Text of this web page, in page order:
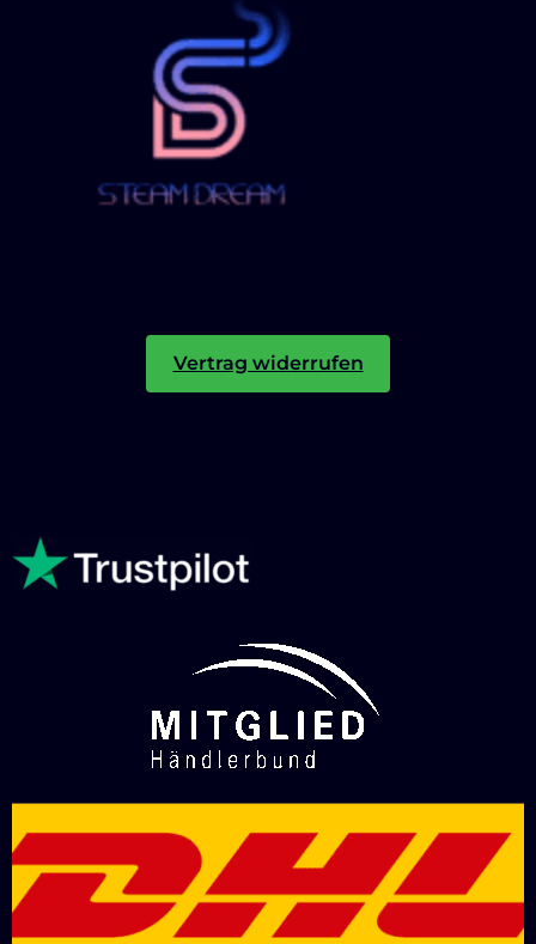
Vertrag widerrufen